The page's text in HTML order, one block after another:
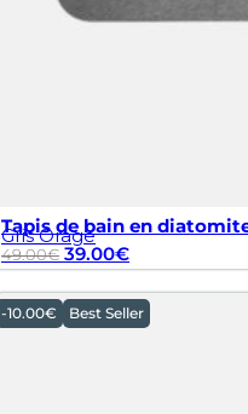
Tapis de bain en
Gris Orage
49.00€ 39.00€
-10.00€ Best Seller